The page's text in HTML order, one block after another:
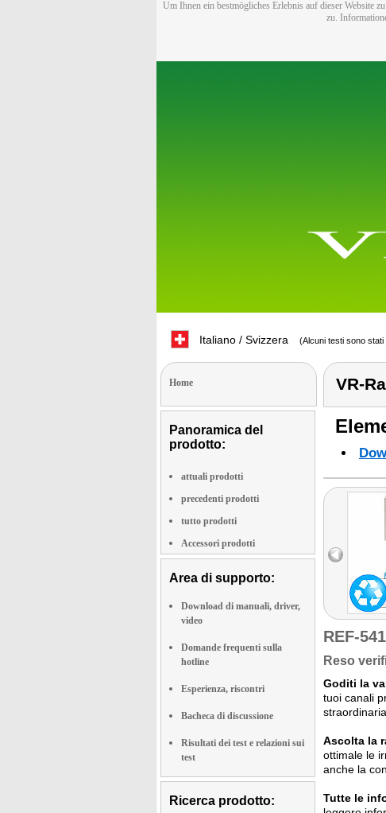
Um Ihnen ein bestmögliches Erlebnis auf dieser Website
zu.
Italiano / Svizzera (Alcuni testi sono
Home
Panoramica del
prodotto:
attuali prodotti
precedenti prodotti
tutto prodotti
Accessori prodotti
Area di supporto:
Download di manuali, driver,
video
Domande frequenti sulla
hotline
Esperienza, riscontri
Bacheca di discussione
Risultati dei test e relazioni sui
test
Ricerca prodotto:
VR-
REF-
Reso
Goditi la
tuoi canali
straordinaria.
Ascolta la
ottimale le
anche la
Tutte le